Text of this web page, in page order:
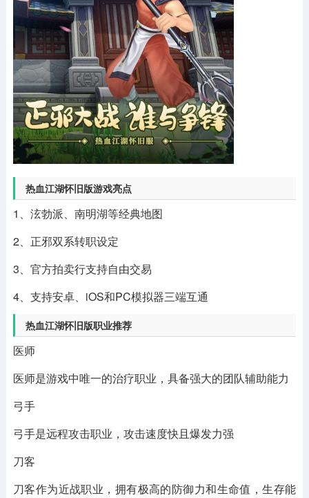
热血江湖怀旧版游戏亮点
1、泫勃派、南明湖等经典地图
2、正邪双系转职设定
3、官方拍卖行支持自由交易
4、支持安卓、iOS和PC模拟器三端互通
热血江湖怀旧版职业推荐
医师
医师是游戏中唯一的治疗职业，具备强大的团队辅助能力
弓手
弓手是远程攻击职业，攻击速度快且爆发力强
刀客
刀客作为近战职业，拥有极高的防御力和生命值，生存能